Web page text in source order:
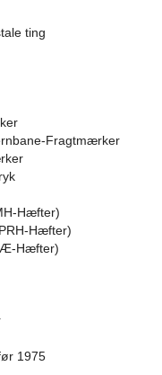
ting
Fragtmærker
Hæfter)
Hæfter)
Hæfter)
1975